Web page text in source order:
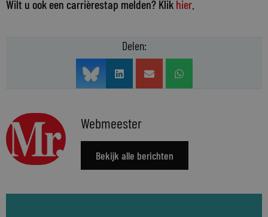
Wilt u ook een carrièrestap melden? Klik hier
Delen:
Webmeester
Bekijk alle berichten